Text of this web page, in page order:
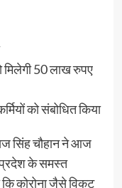
मिलेगी 50 लाख रुपए
को संबोधित किया
सिंह चौहान ने आज
प्रदेश के समस्त
कि कोरोना जैसे विकट